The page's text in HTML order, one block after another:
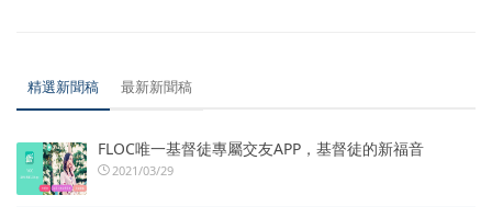
精選新聞稿 最新新聞稿
FLOC唯一基督徒專屬交友APP，基督徒的新福音
2021/03/29